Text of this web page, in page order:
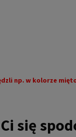
np. w kolorze
się